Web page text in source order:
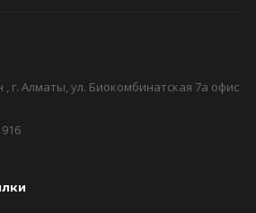
, г. Алматы, ул. Биокомбинатская 7а офис